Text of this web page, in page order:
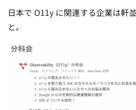
日本で O11y に関連する企業は軒
と。